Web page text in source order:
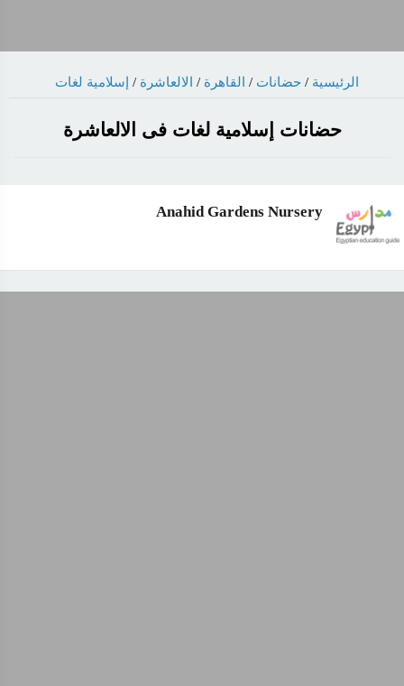
الرئيسية / حضانات / القاهرة / الالعاشرة / إسلامية لغات
حضانات إسلامية لغات فى الالعاشرة
Anahid Gardens Nursery